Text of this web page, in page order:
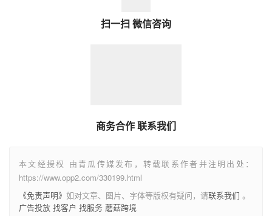
扫一扫 微信咨询
商务合作 联系我们
本文经授权 由青瓜传媒发布，转载联系作者并注明出处：
https://www.opp2.com/330199.html
《免责声明》 如对文章、图片、字体等版权有疑问，请联系我们 。
广告投放 找客户 找服务 蘑菇跨境